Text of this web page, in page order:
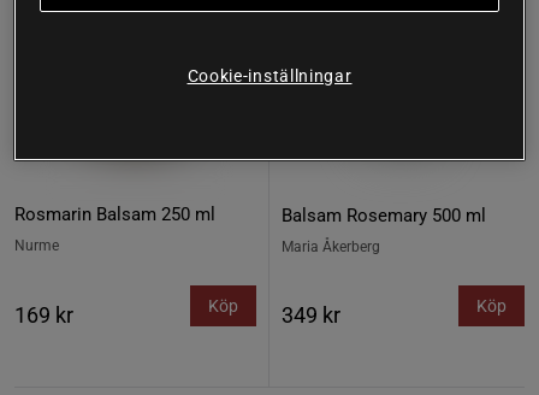
Rosmarin Balsam 250 ml
Nurme
169 kr Köp
Balsam Rosemary 500 ml
Maria Åkerberg
349 kr Köp
Cookie-inställningar